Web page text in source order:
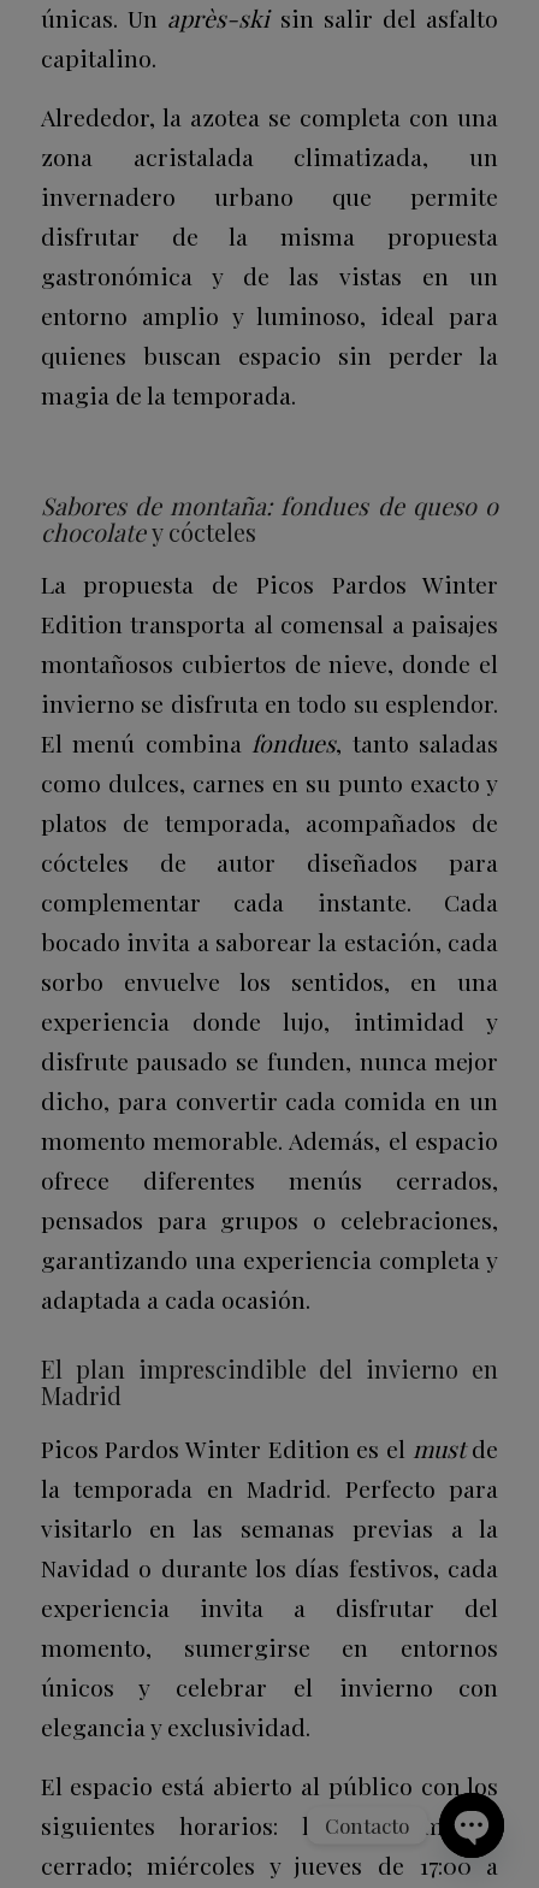
únicas. Un après-skisin salir del asfalto
capitalino.
Alrededor, la azotea se completa con una
zona acristalada climatizada, un
invernadero urbano que permite
disfrutar de la misma propuesta
gastronómica y de las vistas en un
entorno amplio y luminoso, ideal para
quienes buscan espacio sin perder la
magia de la temporada.
Sabores de montaña: fondues de queso o
chocolatey cócteles
La propuesta de Picos Pardos Winter
Edition transporta al comensal a paisajes
montañosos cubiertos de nieve, donde el
invierno se disfruta en todo su esplendor.
El menú combina fondues, tanto saladas
como dulces, carnes en su punto exacto y
platos de temporada, acompañados de
cócteles de autor diseñados para
complementar cada instante. Cada
bocado invita a saborear la estación, cada
sorbo envuelve los sentidos, en una
experiencia donde lujo, intimidad y
disfrute pausado se funden, nunca mejor
dicho, para convertir cada comida en un
momento memorable. Además, el espacio
ofrece diferentes menús cerrados,
pensados para grupos o celebraciones,
garantizando una experiencia completa y
adaptada a cada ocasión.
El plan imprescindible del invierno en
Madrid
Picos Pardos Winter Edition es el mustde
la temporada en Madrid. Perfecto para
visitarlo en las semanas previas a la
Navidad o durante los días festivos, cada
experiencia invita a disfrutar del
momento, sumergirse en entornos
únicos y celebrar el invierno con
elegancia y exclusividad.
El espacio está abierto al público con los
siguientes horarios: lunes y martes
cerrado; miércoles y jueves de 17:00 a
Contacto
Open